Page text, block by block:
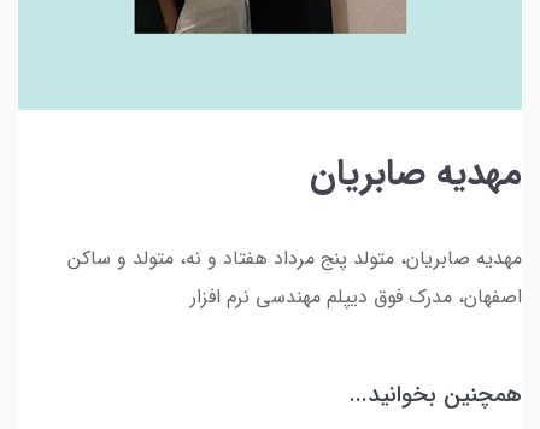
مهدیه صابریان
مهدیه صابریان، متولد پنج مرداد هفتاد و نه، متولد و ساکن
اصفهان، مدرک فوق دیپلم مهندسی نرم افزار
همچنین بخوانید...